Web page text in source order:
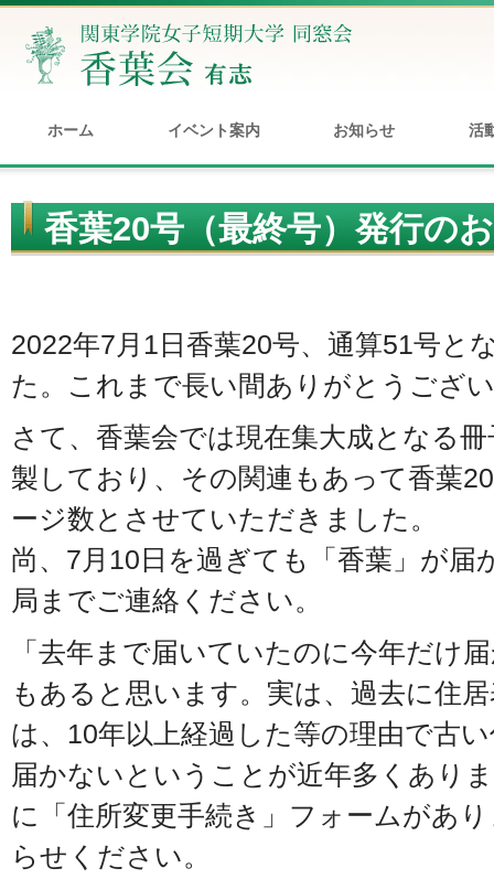
ホーム イベント案内 お知らせ 活
香葉20号（最終号）発行の
2022年7月1日香葉20号、通算51号と
た。これまで長い間ありがとうござ
さて、香葉会では現在集大成となる
製しており、その関連もあって香葉
ージ数とさせていただきました。
尚、7月10日を過ぎても「香葉」が届
局までご連絡ください。
「去年まで届いていたのに今年だけ
もあると思います。実は、過去に住
は、10年以上経過した等の理由で古
届かないということが近年多くあり
に「住所変更手続き」フォームがあ
らせください。